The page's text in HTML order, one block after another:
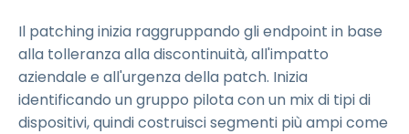
Il patching inizia raggruppando gli endpoint in base
alla tolleranza alla discontinuità, all'impatto
aziendale e all'urgenza della patch. Inizia
identificando un gruppo pilota con un mix di tipi di
dispositivi, quindi costruisci segmenti più ampi come